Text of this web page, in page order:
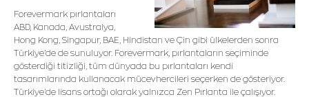
Forevermark pırlantaları
ABD, Kanada, Avustralya,
Hong Kong, Singapur, BAE, Hindistan ve Çin gibi ülkelerden sonra
Türkiye'de de sunuluyor. Forevermark, pırlantaların seçiminde
gösterdiği titizliği, tüm dünyada bu pırlantaları kendi
tasarımlarında kullanacak mücevhercileri seçerken de gösteriyor.
Türkiye'de lisans ortağı olarak yalnızca Zen Pırlanta ile çalışıyor.